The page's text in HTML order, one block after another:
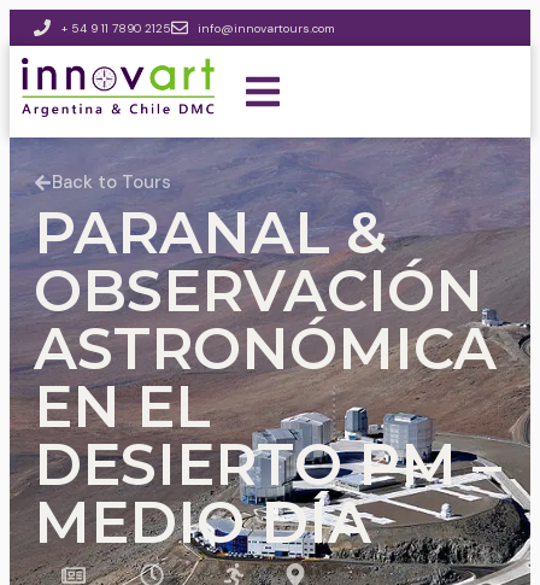
+ 54 9 11 7890 2125 info@innovartours.com
Back to Tours
PARANAL &
OBSERVACIÓN
ASTRONÓMICA
EN EL
DESIERTO PM –
MEDIO DÍA